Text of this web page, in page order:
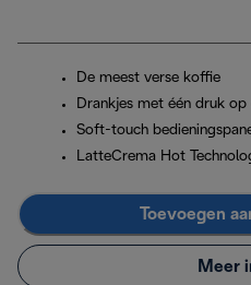
De meest verse koffie
Drankjes met één druk op
Soft-touch
LatteCrema Hot
Toevoegen
Meer